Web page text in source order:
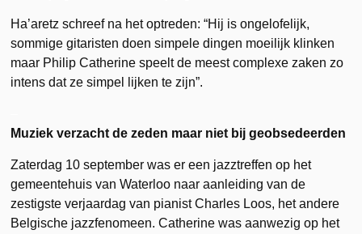
Ha’aretz schreef na het optreden: “Hij is ongelofelijk,
sommige gitaristen doen simpele dingen moeilijk klinken
maar Philip Catherine speelt de meest complexe zaken zo
intens dat ze simpel lijken te zijn”.
Muziek verzacht de zeden maar niet bij geobsedeerden
Zaterdag 10 september was er een jazztreffen op het
gemeentehuis van Waterloo naar aanleiding van de
zestigste verjaardag van pianist Charles Loos, het andere
Belgische jazzfenomeen. Catherine was aanwezig op het